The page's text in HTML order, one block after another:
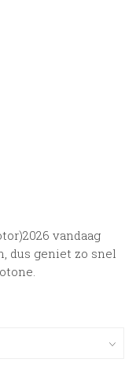
vandaag
dus geniet zo snel